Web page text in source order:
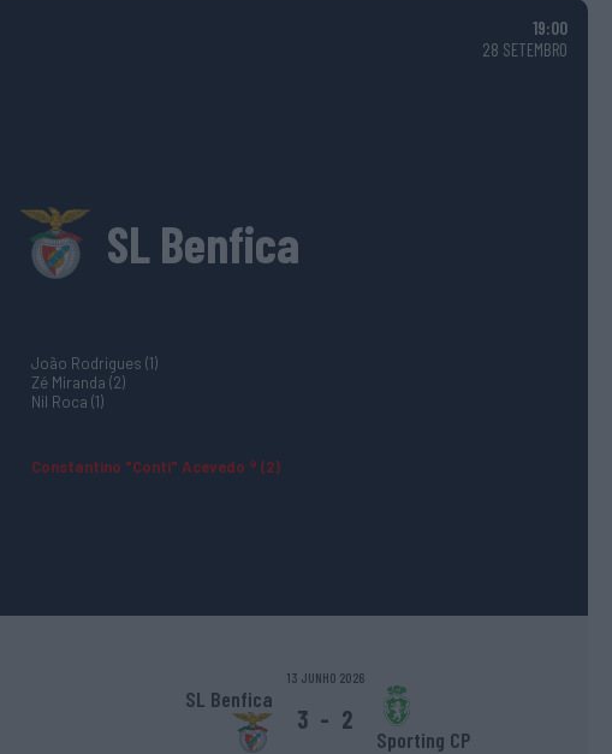
19:00
28 SETEMBRO
SL Benfica
João Rodrigues (1)
Zé Miranda (2)
Nil Roca (1)
Constantino "Conti" Acevedo ® (2)
13 JUNHO 2026
SL Benfica
3 - 2
Sporting CP